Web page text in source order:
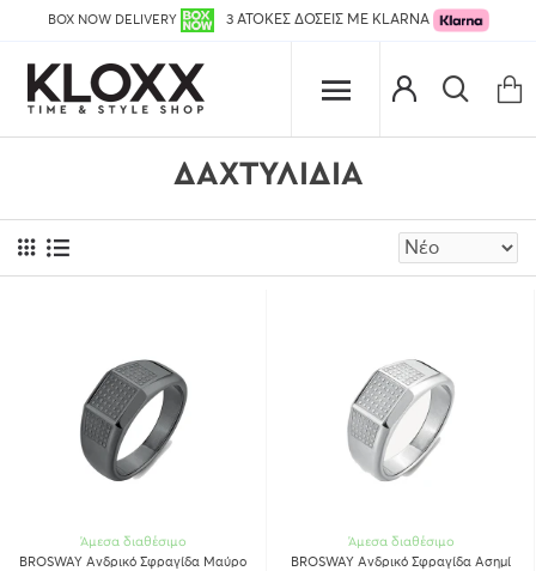
BOX NOW DELIVERY 3 ΑΤΟΚΕΣ ΔΟΣΕΙΣ ΜΕ KLARNA
ΔΑΧΤΥΛΊΔΙΑ
Άμεσα διαθέσιμο
BROSWAY Ανδρικό Σφραγίδα Μαύρο
Άμεσα διαθέσιμο
BROSWAY Ανδρικό Σφραγίδα Ασημί